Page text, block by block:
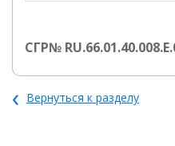
СГР№
‹ Вернуться к разделу